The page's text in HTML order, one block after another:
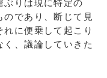
ぶりは現に特定の
のであり、断じて見
に便乗して起こり
く、議論していきた